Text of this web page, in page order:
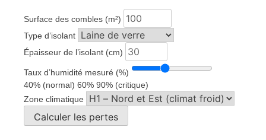
Surface des combles (m²)
Type d’isolant
Épaisseur de l’isolant (cm)
Taux d’humidité mesuré (%)
40% (normal) 60% 90% (critique)
Zone climatique
Calculer les pertes